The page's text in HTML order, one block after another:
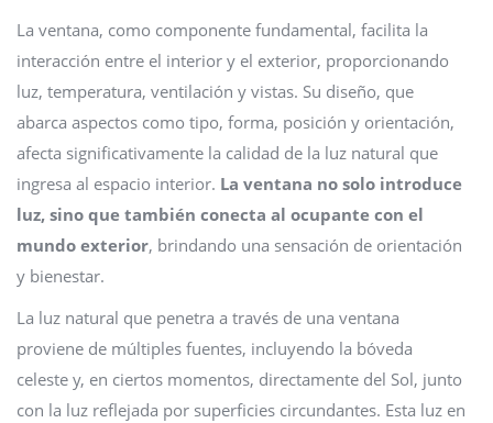
La ventana, como componente fundamental, facilita la
interacción entre el interior y el exterior, proporcionando
luz, temperatura, ventilación y vistas. Su diseño, que
abarca aspectos como tipo, forma, posición y orientación,
afecta significativamente la calidad de la luz natural que
ingresa al espacio interior. La ventana no solo introduce
luz, sino que también conecta al ocupante con el
mundo exterior, brindando una sensación de orientación
y bienestar.
La luz natural que penetra a través de una ventana
proviene de múltiples fuentes, incluyendo la bóveda
celeste y, en ciertos momentos, directamente del Sol, junto
con la luz reflejada por superficies circundantes. Esta luz en